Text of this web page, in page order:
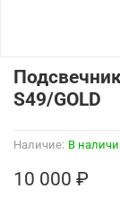
Наличие: В
S49/GOLD
10 000 ₽